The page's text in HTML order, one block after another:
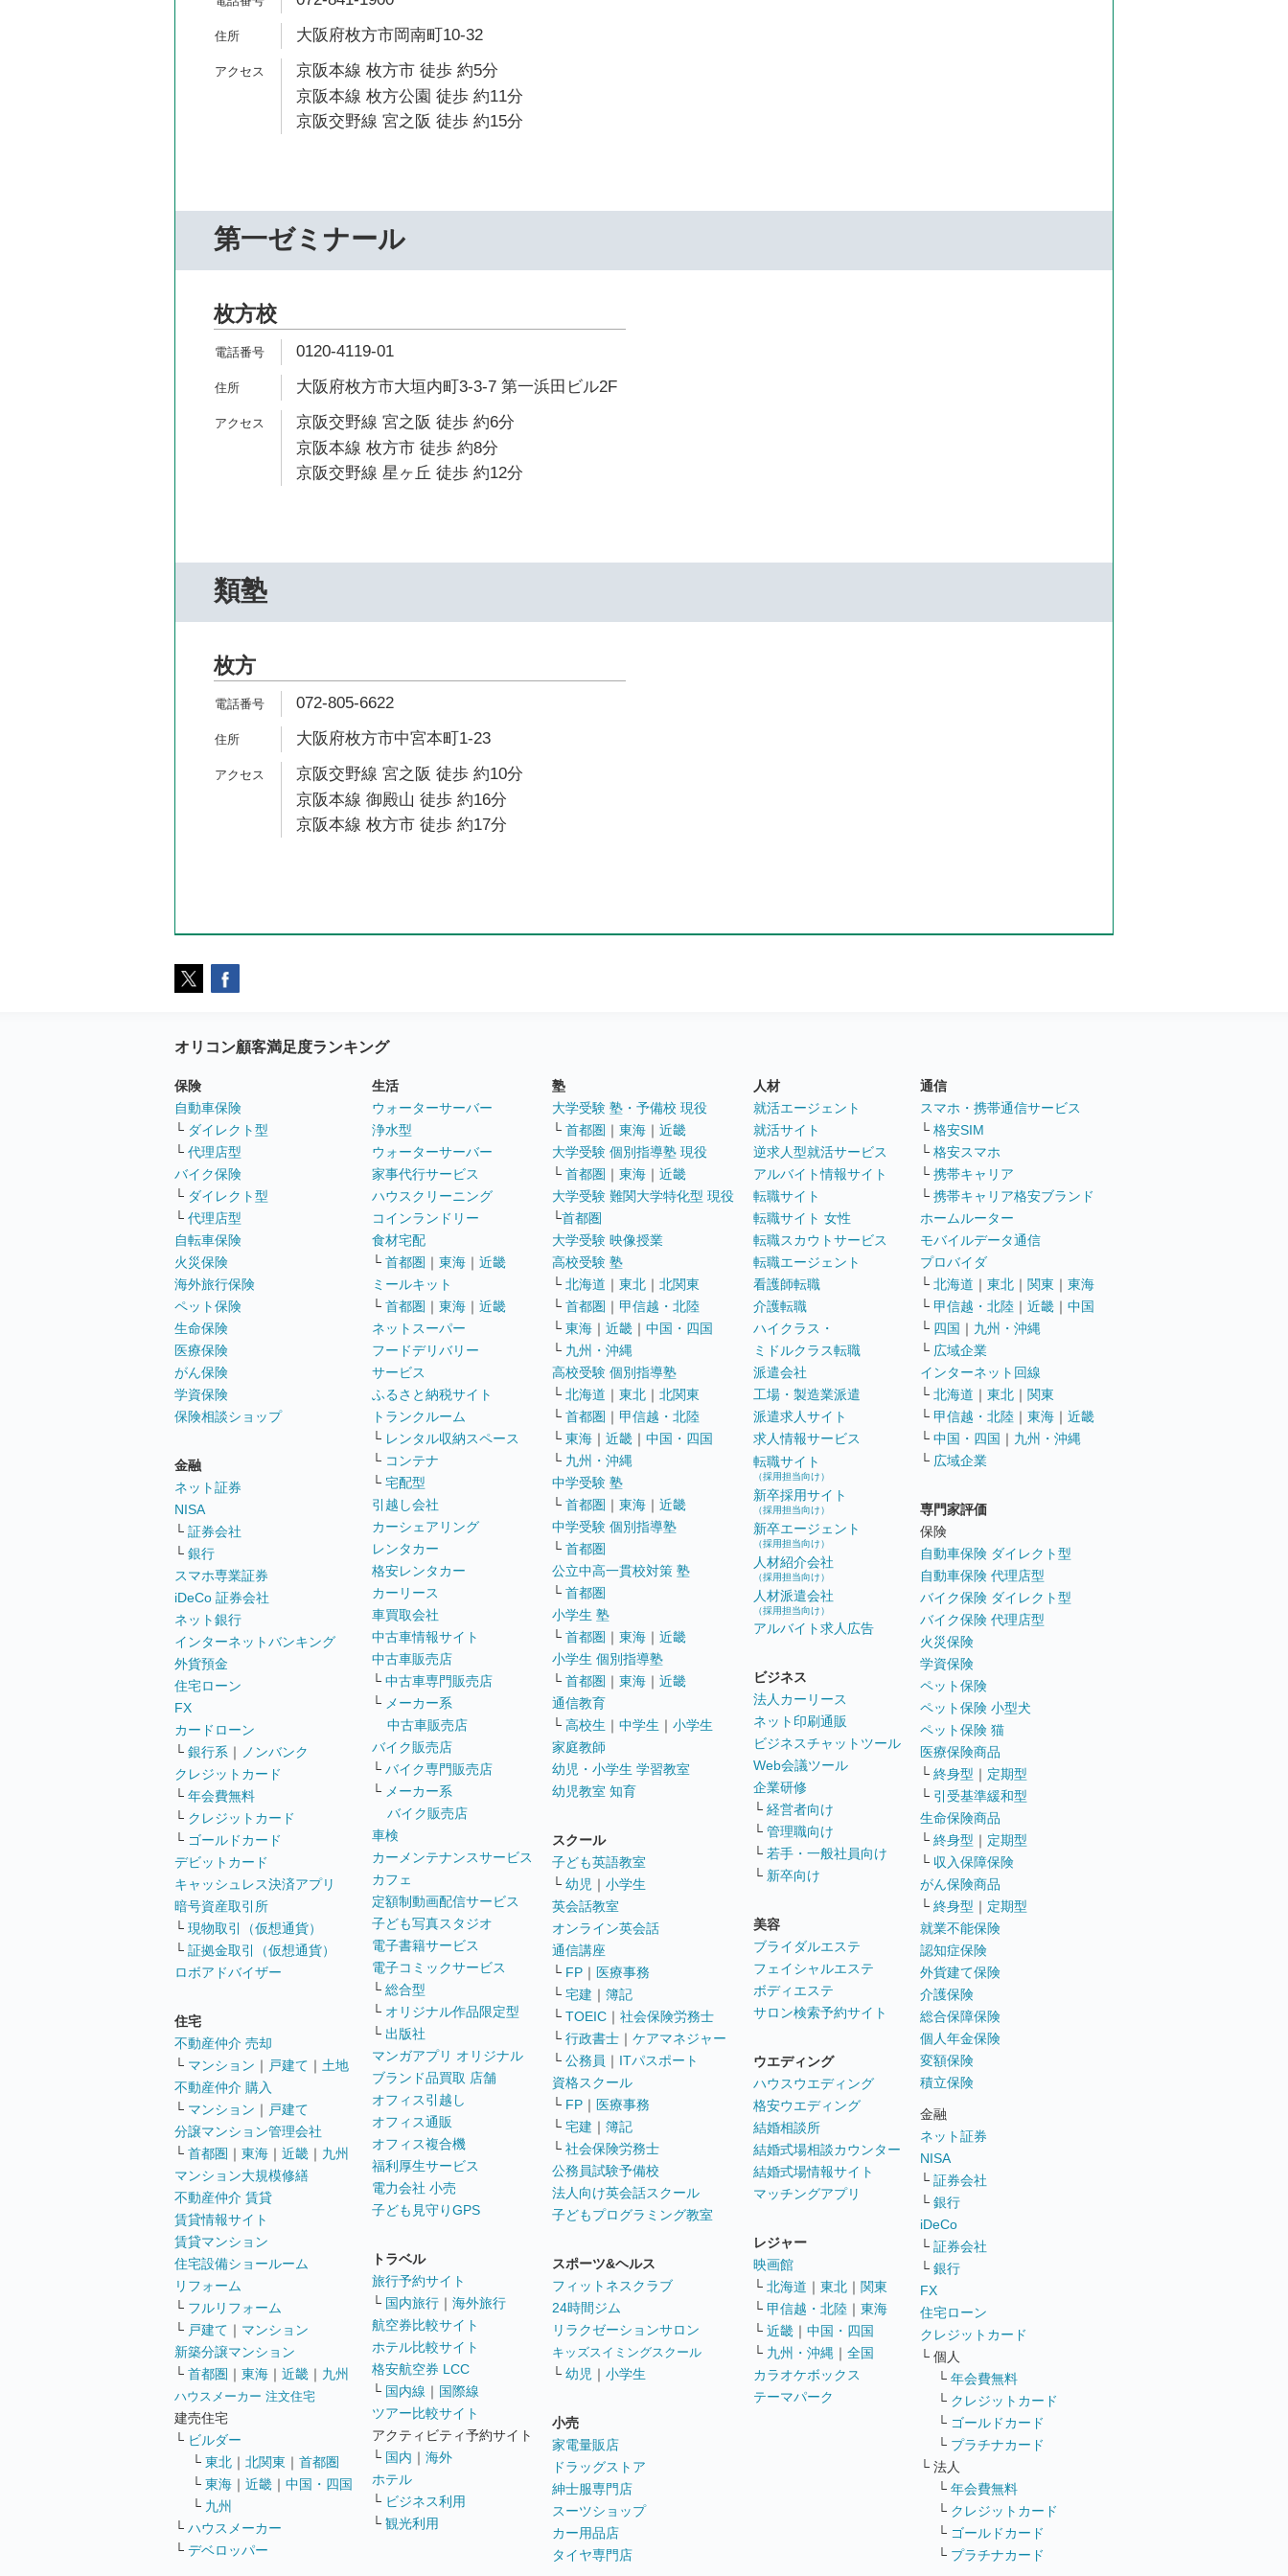
大阪府枚方市岡南町10-32
京阪本線 枚方市 徒歩 約5分
京阪本線 枚方公園 徒歩 約11分
京阪交野線 宮之阪 徒歩 約15分
第一ゼミナール
枚方校
0120-4119-01
大阪府枚方市大垣内町3-3-7 第一浜田ビル2F
京阪交野線 宮之阪 徒歩 約6分
京阪本線 枚方市 徒歩 約8分
京阪交野線 星ヶ丘 徒歩 約12分
類塾
枚方
072-805-6622
大阪府枚方市中宮本町1-23
京阪交野線 宮之阪 徒歩 約10分
京阪本線 御殿山 徒歩 約16分
京阪本線 枚方市 徒歩 約17分
オリコン顧客満足度ランキング
保険
自動車保険
└ ダイレクト型
└ 代理店型
バイク保険
└ ダイレクト型
└ 代理店型
自転車保険
火災保険
海外旅行保険
ペット保険
生命保険
医療保険
がん保険
学資保険
保険相談ショップ
金融
ネット証券
NISA
└ 証券会社
└ 銀行
スマホ専業証券
iDeCo 証券会社
ネット銀行
インターネットバンキング
外貨預金
住宅ローン
FX
カードローン
└ 銀行系 ｜
ノンバンク
クレジットカード
└ 年会費無料
└ クレジットカード
└ ゴールドカード
デビットカード
キャッシュレス決済アプリ
暗号資産取引所
└ 現物取引（仮想通貨）
└ 証拠金取引（仮想通貨）
ロボアドバイザー
住宅
不動産仲介 売却
└ マンション ｜ 戸建て ｜ 土地
不動産仲介 購入
└ マンション ｜ 戸建て
分譲マンション管理会社
└ 首都圏 ｜ 東海 ｜ 近畿 ｜ 九州
マンション大規模修繕
不動産仲介 賃貸
賃貸情報サイト
賃貸マンション
住宅設備ショールーム
リフォーム
└ フルリフォーム
└ 戸建て ｜ マンション
新築分譲マンション
└ 首都圏 ｜ 東海 ｜ 近畿 ｜ 九州
ハウスメーカー 注文住宅
建売住宅
└ ビルダー
└ 東北 ｜ 北関東 ｜ 首都圏
└ 東海 ｜ 近畿 ｜ 中国・四国
└ 九州
└ ハウスメーカー
└ デベロッパー
生活
ウォーターサーバー
浄水型
ウォーターサーバー
家事代行サービス
ハウスクリーニング
コインランドリー
食材宅配
└ 首都圏 ｜ 東海 ｜ 近畿
ミールキット
└ 首都圏 ｜ 東海 ｜ 近畿
ネットスーパー
フードデリバリー
サービス
ふるさと納税サイト
トランクルーム
└ レンタル収納スペース
└ コンテナ
└ 宅配型
引越し会社
カーシェアリング
レンタカー
格安レンタカー
カーリース
車買取会社
中古車情報サイト
中古車販売店
└ 中古車専門販売店
└ メーカー系
中古車販売店
バイク販売店
└ バイク専門販売店
└ メーカー系
バイク販売店
車検
カーメンテナンスサービス
カフェ
定額制動画配信サービス
子ども写真スタジオ
電子書籍サービス
電子コミックサービス
└ 総合型
└ オリジナル作品限定型
└ 出版社
マンガアプリ オリジナル
ブランド品買取 店舗
オフィス引越し
オフィス通販
オフィス複合機
福利厚生サービス
電力会社 小売
子ども見守りGPS
トラベル
旅行予約サイト
└ 国内旅行 ｜ 海外旅行
航空券比較サイト
ホテル比較サイト
格安航空券 LCC
└ 国内線 ｜ 国際線
ツアー比較サイト
アクティビティ予約サイト
└ 国内 ｜ 海外
ホテル
└ ビジネス利用
└ 観光利用
塾
大学受験 塾・予備校 現役
└ 首都圏 ｜ 東海 ｜ 近畿
大学受験 個別指導塾 現役
└ 首都圏 ｜ 東海 ｜ 近畿
大学受験 難関大学特化型 現役
└首都圏
大学受験 映像授業
高校受験 塾
└ 北海道 ｜ 東北 ｜ 北関東
└ 首都圏 ｜ 甲信越・北陸
└ 東海 ｜ 近畿 ｜ 中国・四国
└ 九州・沖縄
高校受験 個別指導塾
└ 北海道 ｜ 東北 ｜ 北関東
└ 首都圏 ｜ 甲信越・北陸
└ 東海 ｜ 近畿 ｜ 中国・四国
└ 九州・沖縄
中学受験 塾
└ 首都圏 ｜ 東海 ｜ 近畿
中学受験 個別指導塾
└ 首都圏
公立中高一貫校対策 塾
└ 首都圏
小学生 塾
└ 首都圏 ｜ 東海 ｜ 近畿
小学生 個別指導塾
└ 首都圏 ｜ 東海 ｜ 近畿
通信教育
└ 高校生 ｜ 中学生 ｜ 小学生
家庭教師
幼児・小学生 学習教室
幼児教室 知育
スクール
子ども英語教室
└ 幼児 ｜ 小学生
英会話教室
オンライン英会話
通信講座
└ FP ｜ 医療事務
└ 宅建 ｜ 簿記
└ TOEIC ｜ 社会保険労務士
└ 行政書士 ｜ ケアマネジャー
└ 公務員 ｜ ITパスポート
資格スクール
└ FP ｜ 医療事務
└ 宅建 ｜ 簿記
└ 社会保険労務士
公務員試験予備校
法人向け英会話スクール
子どもプログラミング教室
スポーツ&ヘルス
フィットネスクラブ
24時間ジム
リラクゼーションサロン
キッズスイミングスクール
└ 幼児 ｜ 小学生
小売
家電量販店
ドラッグストア
紳士服専門店
スーツショップ
カー用品店
タイヤ専門店
人材
就活エージェント
就活サイト
逆求人型就活サービス
アルバイト情報サイト
転職サイト
転職サイト 女性
転職スカウトサービス
転職エージェント
看護師転職
介護転職
ハイクラス・
ミドルクラス転職
派遣会社
工場・製造業派遣
派遣求人サイト
求人情報サービス
転職サイト
（採用担当向け）
新卒採用サイト
（採用担当向け）
新卒エージェント
（採用担当向け）
人材紹介会社
（採用担当向け）
人材派遣会社
（採用担当向け）
アルバイト求人広告
ビジネス
法人カーリース
ネット印刷通販
ビジネスチャットツール
Web会議ツール
企業研修
└ 経営者向け
└ 管理職向け
└ 若手・一般社員向け
└ 新卒向け
美容
ブライダルエステ
フェイシャルエステ
ボディエステ
サロン検索予約サイト
ウエディング
ハウスウエディング
格安ウエディング
結婚相談所
結婚式場相談カウンター
結婚式場情報サイト
マッチングアプリ
レジャー
映画館
└ 北海道 ｜ 東北 ｜ 関東
└ 甲信越・北陸 ｜ 東海
└ 近畿 ｜ 中国・四国
└ 九州・沖縄 ｜ 全国
カラオケボックス
テーマパーク
通信
スマホ・携帯通信サービス
└ 格安SIM
└ 格安スマホ
└ 携帯キャリア
└ 携帯キャリア格安ブランド
ホームルーター
モバイルデータ通信
プロバイダ
└ 北海道 ｜ 東北 ｜ 関東 ｜ 東海
└ 甲信越・北陸 ｜ 近畿 ｜ 中国
└ 四国 ｜ 九州・沖縄
└ 広域企業
インターネット回線
└ 北海道 ｜ 東北 ｜ 関東
└ 甲信越・北陸 ｜ 東海 ｜ 近畿
└ 中国・四国 ｜ 九州・沖縄
└ 広域企業
専門家評価
保険
自動車保険 ダイレクト型
自動車保険 代理店型
バイク保険 ダイレクト型
バイク保険 代理店型
火災保険
学資保険
ペット保険
ペット保険 小型犬
ペット保険 猫
医療保険商品
└ 終身型 ｜ 定期型
└ 引受基準緩和型
生命保険商品
└ 終身型 ｜ 定期型
└ 収入保障保険
がん保険商品
└ 終身型 ｜ 定期型
就業不能保険
認知症保険
外貨建て保険
介護保険
総合保障保険
個人年金保険
変額保険
積立保険
金融
ネット証券
NISA
└ 証券会社
└ 銀行
iDeCo
└ 証券会社
└ 銀行
FX
住宅ローン
クレジットカード
└ 個人
└ 年会費無料
└ クレジットカード
└ ゴールドカード
└ プラチナカード
└ 法人
└ 年会費無料
└ クレジットカード
└ ゴールドカード
└ プラチナカード